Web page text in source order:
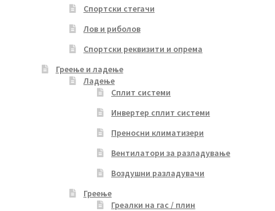
Спортски стегачи
Лов и риболов
Спортски реквизити и опрема
Греење и ладење
Ладење
Сплит системи
Инвертер сплит системи
Преносни климатизери
Вентилатори за разладување
Воздушни разладувачи
Греење
Греалки на гас / плин